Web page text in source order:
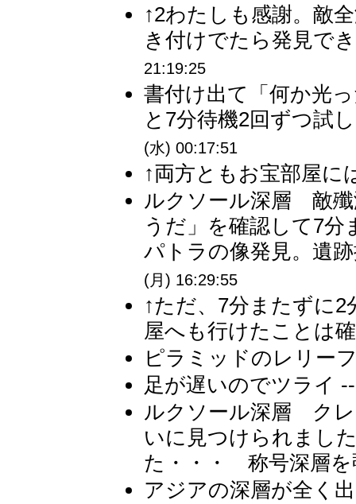
↑2わたしも感謝。敵
き付けでたら発見で
21:19:25
書付け出て「何か光
と7分待機2回ずつ試
(水) 00:17:51
↑両方ともお宝部屋
ルクソール深層 敵殲
うだ」を確認して7
パトラの像発見。遺
(月) 16:29:55
↑ただ、7分またずに
屋へも行けたことは
ピラミッドのレリー
足が遅いのでツライ
ルクソール深層 ク
いに見つけられまし
た・・・ 称号深層
アジアの深層が全く